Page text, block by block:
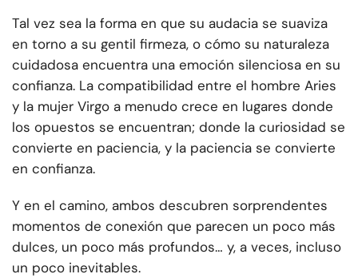
Tal vez sea la forma en que su audacia se suaviza
en torno a su gentil firmeza, o cómo su naturaleza
cuidadosa encuentra una emoción silenciosa en su
confianza. La compatibilidad entre el hombre Aries
y la mujer Virgo a menudo crece en lugares donde
los opuestos se encuentran; donde la curiosidad se
convierte en paciencia, y la paciencia se convierte
en confianza.
Y en el camino, ambos descubren sorprendentes
momentos de conexión que parecen un poco más
dulces, un poco más profundos… y, a veces, incluso
un poco inevitables.